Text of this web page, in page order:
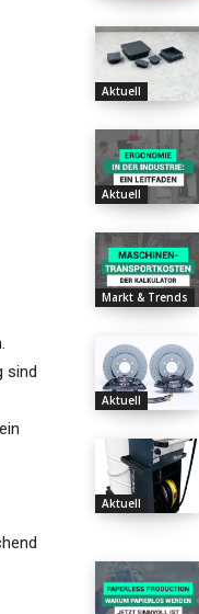
sind
Aktuell
Aktuell
Markt & Trends
Aktuell
Aktuell